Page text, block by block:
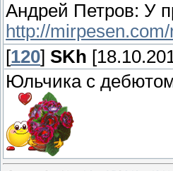
Андрей Петров: У
http://
[120] SKh
Юльчика с